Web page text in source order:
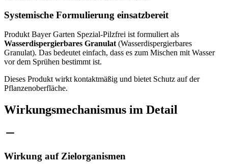
Systemische Formulierung einsatzbereit
Produkt Bayer Garten Spezial-Pilzfrei ist formuliert als
Wasserdispergierbares Granulat (Wasserdispergierbares
Granulat). Das bedeutet einfach, dass es zum Mischen mit Wasser
vor dem Sprühen bestimmt ist.
Dieses Produkt wirkt kontaktmäßig und bietet Schutz auf der
Pflanzenoberfläche.
Wirkungsmechanismus im Detail
Wirkung auf Zielorganismen